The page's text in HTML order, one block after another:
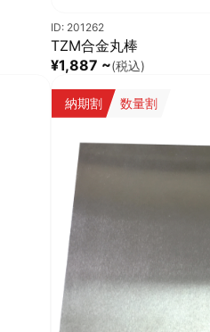
ID: 201262
TZM合金丸棒
¥1,887 ~(税込)
納期割 数量割